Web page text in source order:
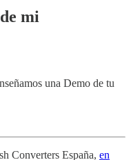
mi
una Demo de tu
Converters España, en